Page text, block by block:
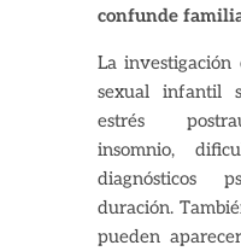
confunde
La investigación
sexual infantil
estrés
insomnio,
diagnósticos
duración.
pueden